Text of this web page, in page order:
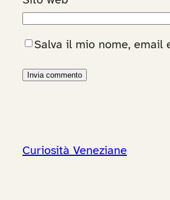
Salva il mio nome, email
Curiosità Veneziane